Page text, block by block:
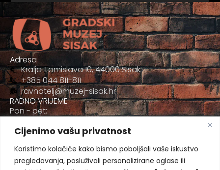
Cijenimo vašu privatnost
Koristimo kolačiće kako bismo poboljšali vaše iskustvo
pregledavanja, posluživali personalizirane oglase ili
Adresa
Kralja Tomislava 10, 44000 Sisak
+385 044 811-811
ravnatelj@muzej-sisak.hr
RADNO VRIJEME
Pon - pet:
Sub
09:00-12:00